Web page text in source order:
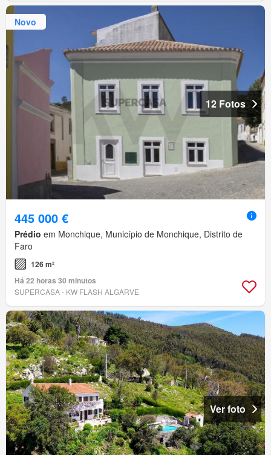
Novo
12 Fotos
445 000 €
Prédio em Monchique, Município de Monchique, Distrito de
Faro
126 m²
Há 22 horas 30 minutos
SUPERCASA - KW FLASH ALGARVE
Ver foto